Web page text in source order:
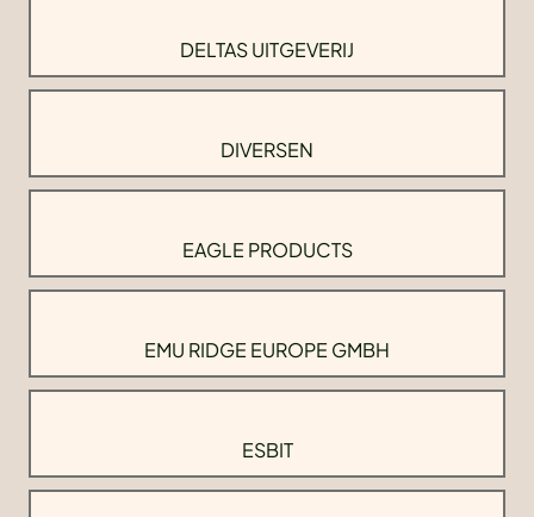
DELTAS UITGEVERIJ
DIVERSEN
EAGLE PRODUCTS
EMU RIDGE EUROPE GMBH
ESBIT